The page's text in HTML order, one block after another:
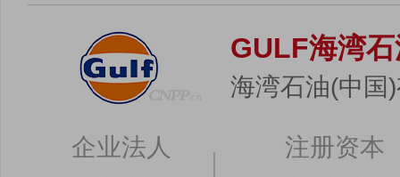
GULF海湾
海湾石油(中国
企业法人
注册资本